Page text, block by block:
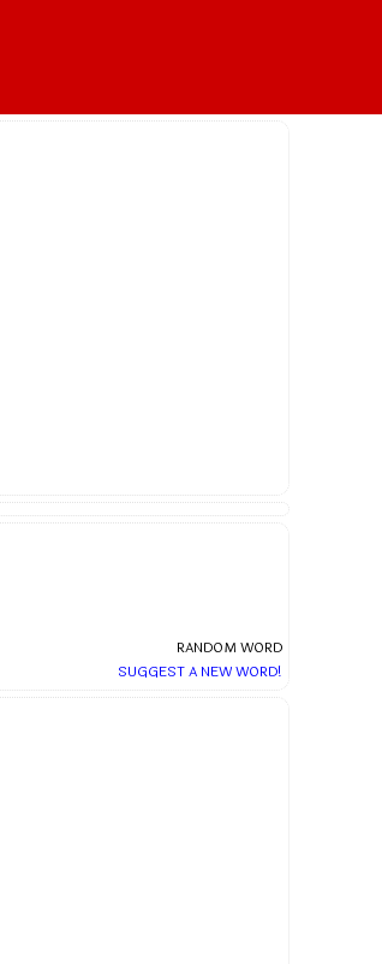
RANDOM WORD
SUGGEST A NEW WORD!